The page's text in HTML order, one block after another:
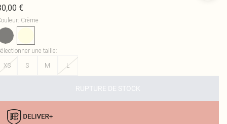
€
: Crème
une taille:
XS
S M L
RUPTURE DE STOCK